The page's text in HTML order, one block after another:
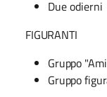
Due odierni
FIGURANTI
Gruppo
Gruppo